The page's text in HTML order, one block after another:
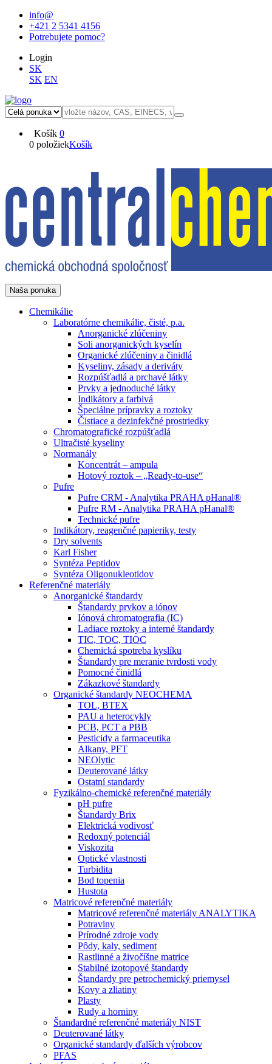
info@
+421 2 5341 4156
Potrebujete pomoc?
Login
SK
SK EN
Košík 0
0 položiekKošík
Naša ponuka
Chemikálie
Laboratórne chemikálie, čisté, p.a.
Anorganické zlúčeniny
Soli anorganických kyselín
Organické zlúčeniny a činidlá
Kyseliny, zásady a deriváty
Rozpúšťadlá a prchavé látky
Prvky a jednoduché látky
Indikátory a farbivá
Špeciálne prípravky a roztoky
Čistiace a dezinfekčné prostriedky
Chromatografické rozpúšťadlá
Ultračisté kyseliny
Normanály
Koncentrát – ampula
Hotový roztok – „Ready-to-use“
Pufre
Pufre CRM - Analytika PRAHA pHanal®
Pufre RM - Analytika PRAHA pHanal®
Technické pufre
Indikátory, reagenčné papieriky, testy
Dry solvents
Karl Fisher
Syntéza Peptidov
Syntéza Oligonukleotidov
Referenčné materiály
Anorganické štandardy
Štandardy prvkov a iónov
Iónová chromatografia (IC)
Ladiace roztoky a interné štandardy
TIC, TOC, TIOC
Chemická spotreba kyslíku
Štandardy pre meranie tvrdosti vody
Pomocné činidlá
Zákazkové štandardy
Organické štandardy NEOCHEMA
TOL, BTEX
PAU a heterocykly
PCB, PCT a PBB
Pesticidy a farmaceutika
Alkany, PFT
NEOlytic
Deuterované látky
Ostatní standardy
Fyzikálno-chemické referenčné materiály
pH pufre
Štandardy Brix
Elektrická vodivosť
Redoxný potenciál
Viskozita
Optické vlastnosti
Turbidita
Bod topenia
Hustota
Matricové referenčné materiály
Matricové referenčné materiály ANALYTIKA
Potraviny
Prírodné zdroje vody
Pôdy, kaly, sediment
Rastlinné a živočíšne matrice
Stabilné izotopové štandardy
Štandardy pre petrochemický priemysel
Kovy a zliatiny
Plasty
Rudy a horniny
Štandardné referenčné materiály NIST
Deuterované látky
Organické standardy ďalších výrobcov
PFAS